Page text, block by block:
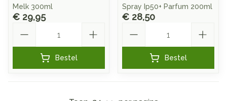
Melk 300ml
€ 29,95
Bestel
Spray Ip50+ Parfum 200ml
€ 28,50
Bestel